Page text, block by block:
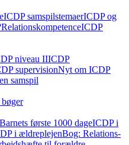
ICDP samspilstemaerICDP og
RelationskompetenceICDP
niveau IIICDP
supervisionNyt om ICDP
samspil
Barnets første 1000 dageICDP i
i ældreplejenBog: Relations-